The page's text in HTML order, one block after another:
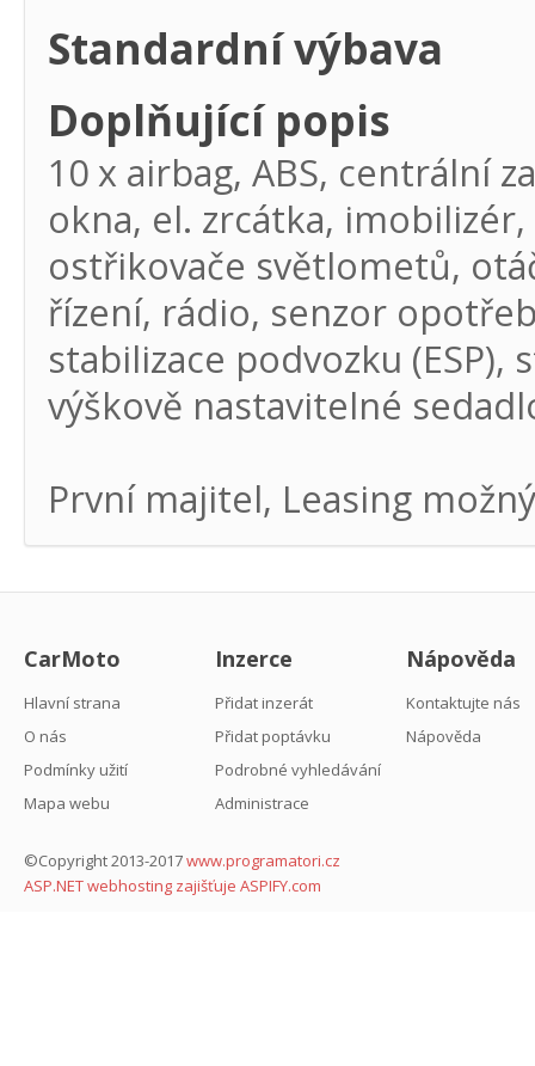
Standardní výbava
Doplňující popis
10 x airbag, ABS, centrální
okna, el. zrcátka,
ostřikovače světlometů,
řízení, rádio, senzor
stabilizace podvozku
výškově nastavitelné
První majitel, Leasing
CarMoto
Hlavní strana
O nás
Podmínky užití
Mapa webu
©Copyright 2013-2017www.programatori.cz
ASP.NET webhosting zajišťuje ASPIFY.com
Inzerce
Přidat inzerát
Přidat poptávku
Podrobné vyhledávání
Administrace
Nápověda
Kontaktujte nás
Nápověda